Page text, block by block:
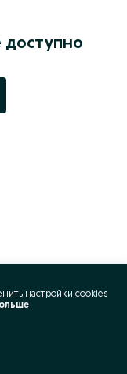
доступно
настройки cookies